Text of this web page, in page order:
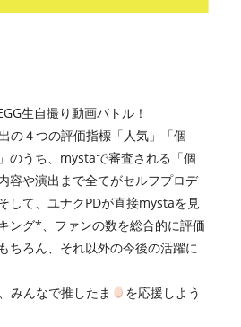
生自撮り動画バトル！
の４つの評価指標「人気」「個
のうち、mystaで審査される「個
容や演出まで全てがセルフプロデ
して、ユナクPDが直接mystaを見
ング*、ファンの数を総合的に評価
ちろん、それ以外の今後の活躍に
みんなで推したま
を応援しよう